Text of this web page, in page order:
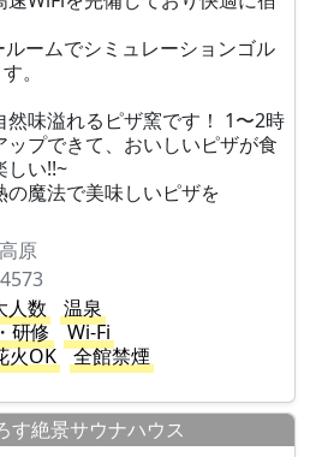
ームでシミュレーションゴル
。
然味溢れるピザ窯です！ 1〜2時
プできて、おいしいピザが食
しい!!~
魔法で美味しいピザを
原
人数
温泉
研修
Wi-Fi
火OK
全館禁煙
す絶景サウナハウス